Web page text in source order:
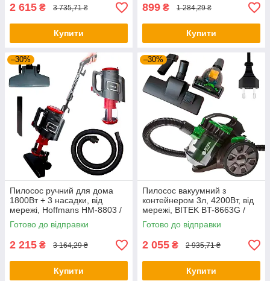
2 615 ₴ 3 735,71 ₴
Купити
899 ₴ 1 284,29 ₴
Купити
–30%
Пилосос ручний для дома
1800Вт + 3 насадки, від
мережі, Hoffmans HM-8803 /
Вертикальний пилосос
Готово до відправки
2 215 ₴ 3 164,29 ₴
Купити
–30%
Пилосос вакуумний з
контейнером 3л, 4200Вт, від
мережі, BITEK BT-8663G /
Пилосос циклонний
Готово до відправки
2 055 ₴ 2 935,71 ₴
Купити